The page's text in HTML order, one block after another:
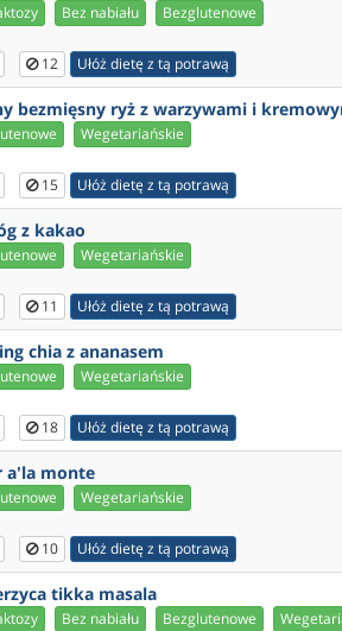
Bez nabiału Bezglutenowe
12 Ułóż dietę z tą potrawą
bezmięsny ryż z warzywami i
Wegetariańskie
15 Ułóż dietę z tą potrawą
z kakao
Wegetariańskie
11 Ułóż dietę z tą potrawą
chia z ananasem
Wegetariańskie
18 Ułóż dietę z tą potrawą
a'la monte
Wegetariańskie
10 Ułóż dietę z tą potrawą
tikka masala
Bez nabiału Bezglutenowe